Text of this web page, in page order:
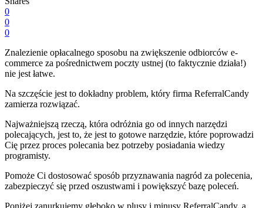
0
0
0
Znalezienie opłacalnego sposobu na zwiększenie odbiorców e-
commerce za pośrednictwem poczty ustnej (to faktycznie działa!)
nie jest łatwe.
Na szczęście jest to dokładny problem, który firma ReferralCandy
zamierza rozwiązać.
Najważniejszą rzeczą, która odróżnia go od innych narzędzi
polecających, jest to, że jest to gotowe narzędzie, które poprowadzi
Cię przez proces polecania bez potrzeby posiadania wiedzy
programisty.
Pomoże Ci dostosować sposób przyznawania nagród za polecenia,
zabezpieczyć się przed oszustwami i powiększyć bazę poleceń.
Poniżej zanurkujemy głęboko w plusy i minusy ReferralCandy, a